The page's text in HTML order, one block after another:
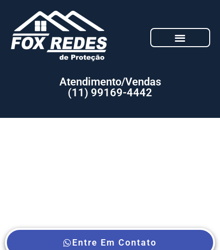
Atendimento/Vendas
(11) 99169-4442
Entre Em Contato